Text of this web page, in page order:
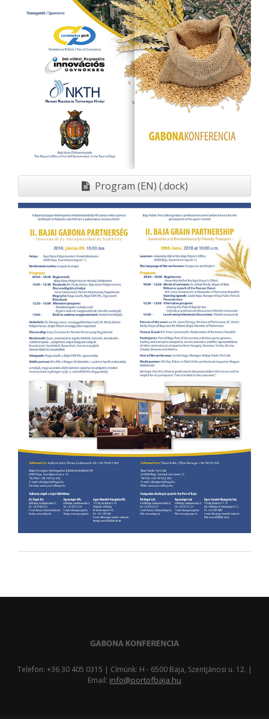
Program (EN) (.dock)
Telefon: +36 30 405 0315 | Címünk: H - 6500 Baja, Szentjánosi u. 12. |
Email: info@portofbaja.hu